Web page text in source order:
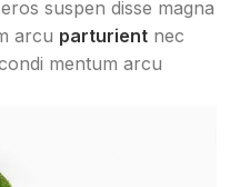
eros suspen disse magna
arcu parturient nec
mentum arcu